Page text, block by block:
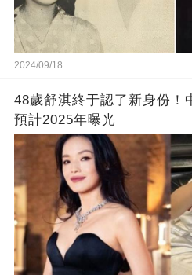
2024/09/18
48歲舒淇終于認了新身份！
預計2025年曝光